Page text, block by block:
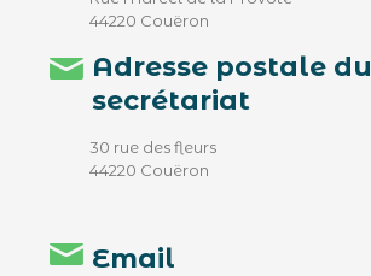
44220 Couëron
Adresse postale du
secrétariat
30 rue des fleurs
44220 Couëron
Email